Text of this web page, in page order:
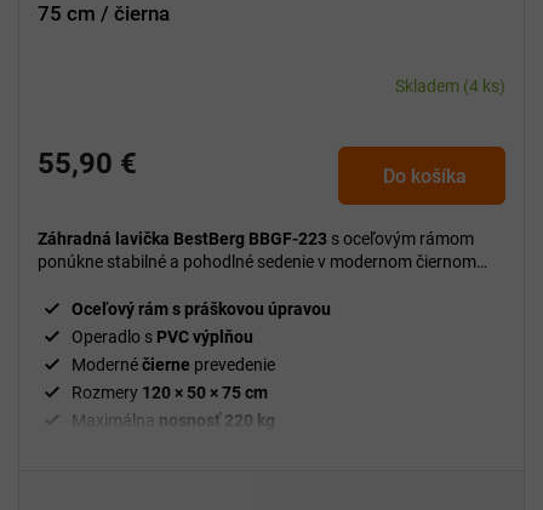
75 cm / čierna
Skladem (4 ks)
55,90 € Do košíka
Záhradná lavička BestBerg BBGF-223 s oceľovým rámom
ponúkne stabilné a pohodlné sedenie v modernom čiernom
Oceľový rám s práškovou úpravou
Operadlo s PVC výplňou
Modernéčierne prevedenie
Rozmery 120 × 50 × 75 cm
Maximálna nosnosť 220 kg